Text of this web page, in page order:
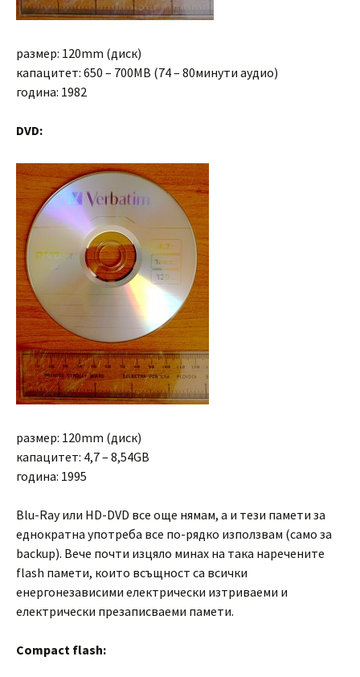
размер: 120mm (диск)
капацитет: 650 – 700MB (74 – 80минути аудио)
година: 1982
DVD:
размер: 120mm (диск)
капацитет: 4,7 – 8,54GB
година: 1995
Blu-Ray или HD-DVD все още нямам, а и тези памети за
еднократна употреба все по-рядко използвам (само за
backup). Вече почти изцяло минах на така наречените
flash памети, които всъщност са всички
енергонезависими електрически изтриваеми и
електрически презаписваеми памети.
Compact flash: